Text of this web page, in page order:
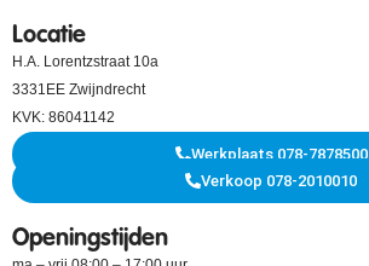
Locatie
H.A. Lorentzstraat 10a
3331EE Zwijndrecht
KVK: 86041142
Werkplaats 078-7878500
Verkoop 078-2010010
Openingstijden